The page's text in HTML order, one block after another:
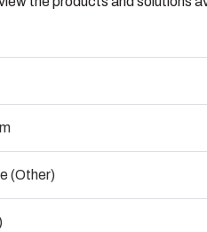
Montage und Tests bis
Technik &
(Other)Ausrüstung an. Unsere